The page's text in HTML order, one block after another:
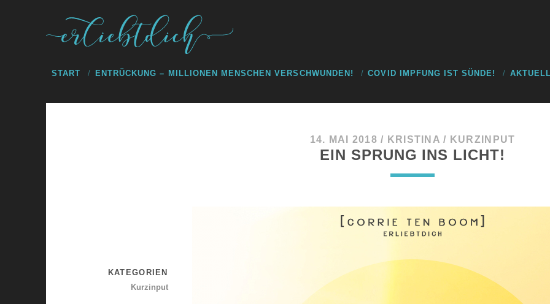
START ENTRÜCKUNG – MILLIONEN MENSCHEN VERSCHWUNDEN! COVID IMPFUNG IST SÜNDE!
14. MAI 2018 / KRISTINA / KURZINPUT
EIN SPRUNG INS LICHT!
KATEGORIEN
Kurzinput